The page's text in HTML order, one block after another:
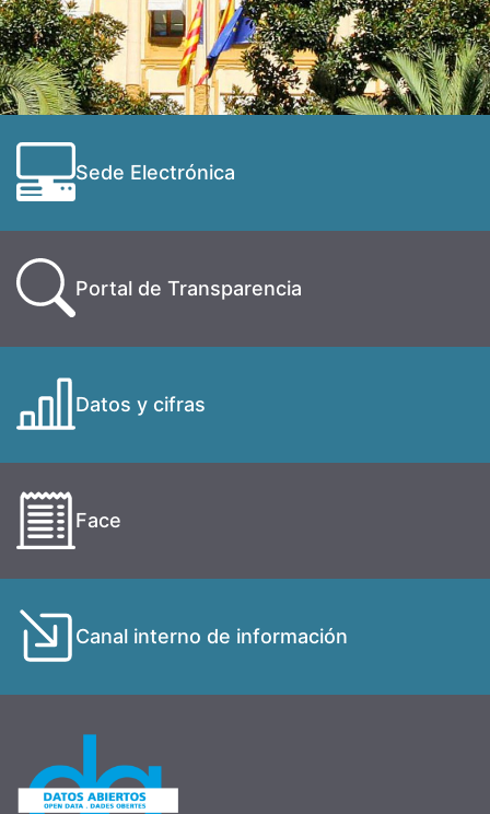
Sede Electrónica
Portal de Transparencia
Datos y cifras
Face
Canal interno de información